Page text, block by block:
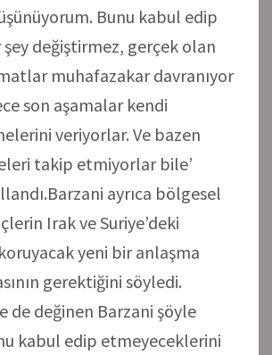
Bunu kabul edip
değiştirmez, gerçek olan
muhafazakar davranıyor
son aşamalar kendi
veriyorlar. Ve bazen
takip etmiyorlar bile’
ayrıca bölgesel
Irak ve Suriye’deki
yeni bir anlaşma
gerektiğini söyledi.
de değinen Barzani şöyle
kabul edip etmeyeceklerini